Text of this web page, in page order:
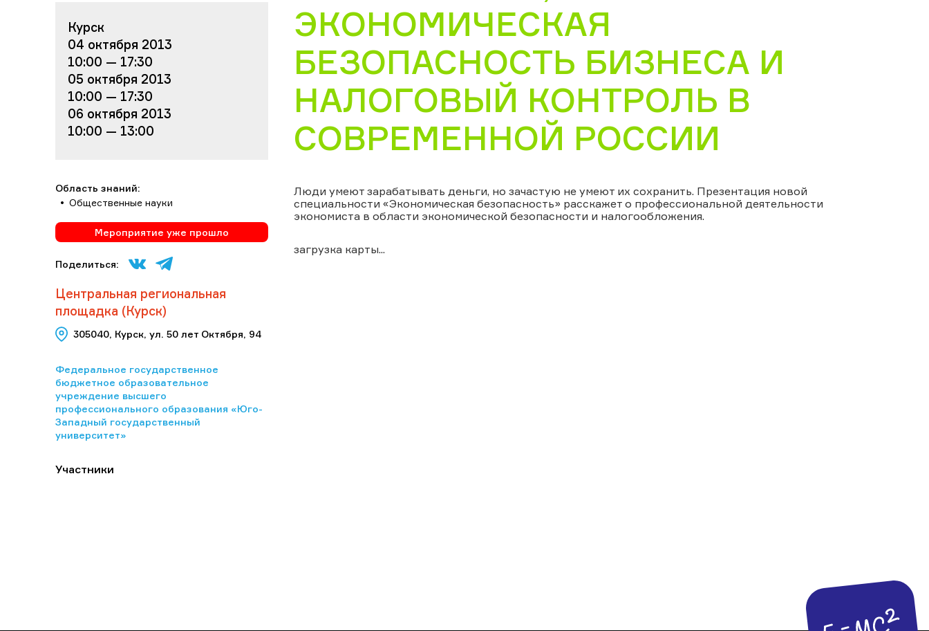
Курск
04 октября 2013
10:00 — 17:30
05 октября 2013
10:00 — 17:30
06 октября 2013
10:00 — 13:00
Область знаний:
Общественные науки
Мероприятие уже прошло
Поделиться:
Центральная региональная
площадка (Курск)
305040, Курск, ул. 50 лет Октября, 94
Федеральное государственное
бюджетное образовательное
учреждение высшего
профессионального образования «Юго-
Западный государственный
университет»
Участники
ЭКОНОМИЧЕСКАЯ
БЕЗОПАСНОСТЬ БИЗНЕСА И
НАЛОГОВЫЙ КОНТРОЛЬ В
СОВРЕМЕННОЙ РОССИИ
Люди умеют зарабатывать деньги, но зачастую не умеют их сохранить. Презентация новой
специальности «Экономическая безопасность» расскажет о профессиональной деятельности
экономиста в области экономической безопасности и налогообложения.
загрузка карты...